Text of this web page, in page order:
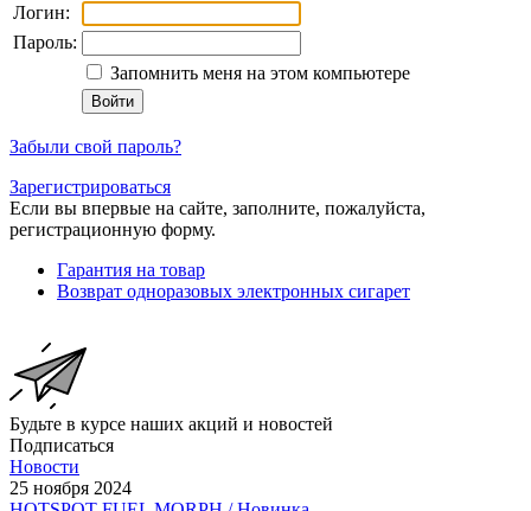
Логин:
Пароль:
Запомнить меня на этом компьютере
Забыли свой пароль?
Зарегистрироваться
Если вы впервые на сайте, заполните, пожалуйста,
регистрационную форму.
Гарантия на товар
Возврат одноразовых электронных сигарет
Будьте в курсе наших акций и новостей
Подписаться
Новости
25 ноября 2024